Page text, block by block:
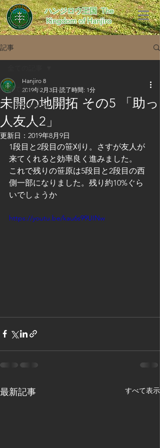
​ハンジロウ王国 The
Kingdom of Hanjiro
記事
全ての記事
今すぐ始める
コミュニティ
未開の地開拓 その5 「助っ
人友人2」
Hanjiro 8
2019年2月3日 読了時間: 1分
更新日： 2019年8月9日
1段目と2段目の笹刈り。さすが友人が
来てくれると効率良く進みました。
これで残りの笹原は5段目と2段目の西
側一部になりました。残り約10%ぐら
いでしょうか
https://youtu.be/kau6s99UINw
最新記事 すべて表示